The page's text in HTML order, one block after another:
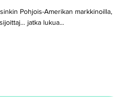
Pohjois-Amerikan markkinoilla,
jatka lukua...